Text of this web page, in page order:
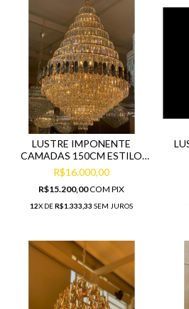
LUSTRE IMPONENTE
CAMADAS 150CM ESTILO
REFLEXO
R$16.000,00
R$15.200,00COM PIX
12X DER$1.333,33 SEM JUROS